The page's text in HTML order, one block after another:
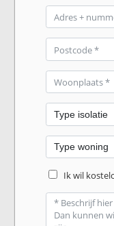
Ik wil